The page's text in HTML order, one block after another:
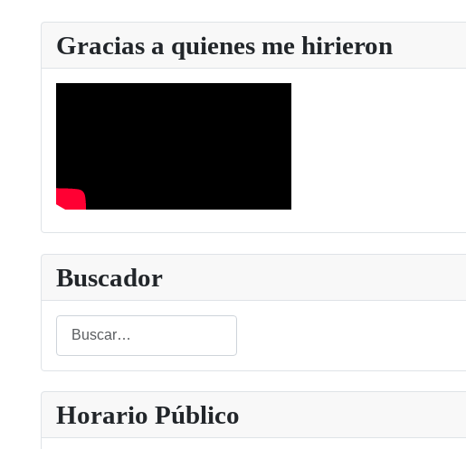
Gracias a quienes me hirieron
Buscador
Buscar
Type 2 or more characters for results.
Horario Público